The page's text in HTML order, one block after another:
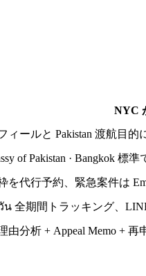
NYC
ィールと Pakistan 渡航目
of Pakistan · Bangkok 標
を代行予約、緊急案件は
น 全期間トラッキング、
由分析 + Appeal Memo + 再